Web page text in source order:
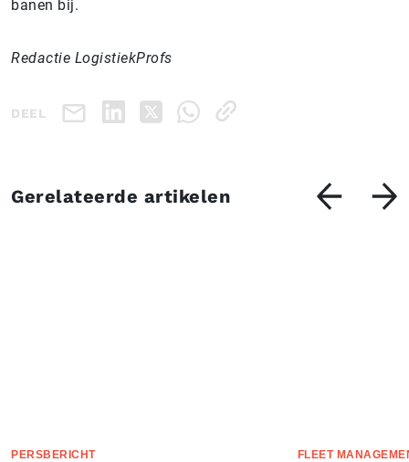
banen bij.
Redactie LogistiekProfs
DEEL
Gerelateerde artikelen
PERSBERICHT FLEET